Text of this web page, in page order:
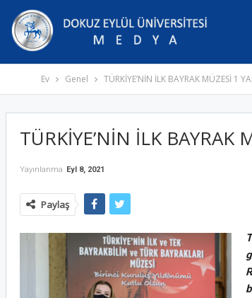
Ev Genel TÜRKİYE’NİN İLK BAYRAK MÜZESİ 1
TÜRKİYE’NİN İLK BAYRAK
Yayınlanma Eyl 8, 2021
Paylaş